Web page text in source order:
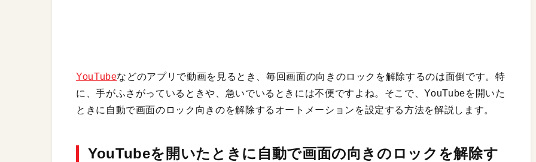
YouTubeなどのアプリで動画を見るとき、毎回画面の向きのロックを解除するのは面倒です。特
に、手がふさがっているときや、急いでいるときには不便ですよね。そこで、YouTubeを開いた
ときに自動で画面のロック向きのを解除するオートメーションを設定する方法を解説します。
YouTubeを開いたときに自動で画面の向きのロックを解除す